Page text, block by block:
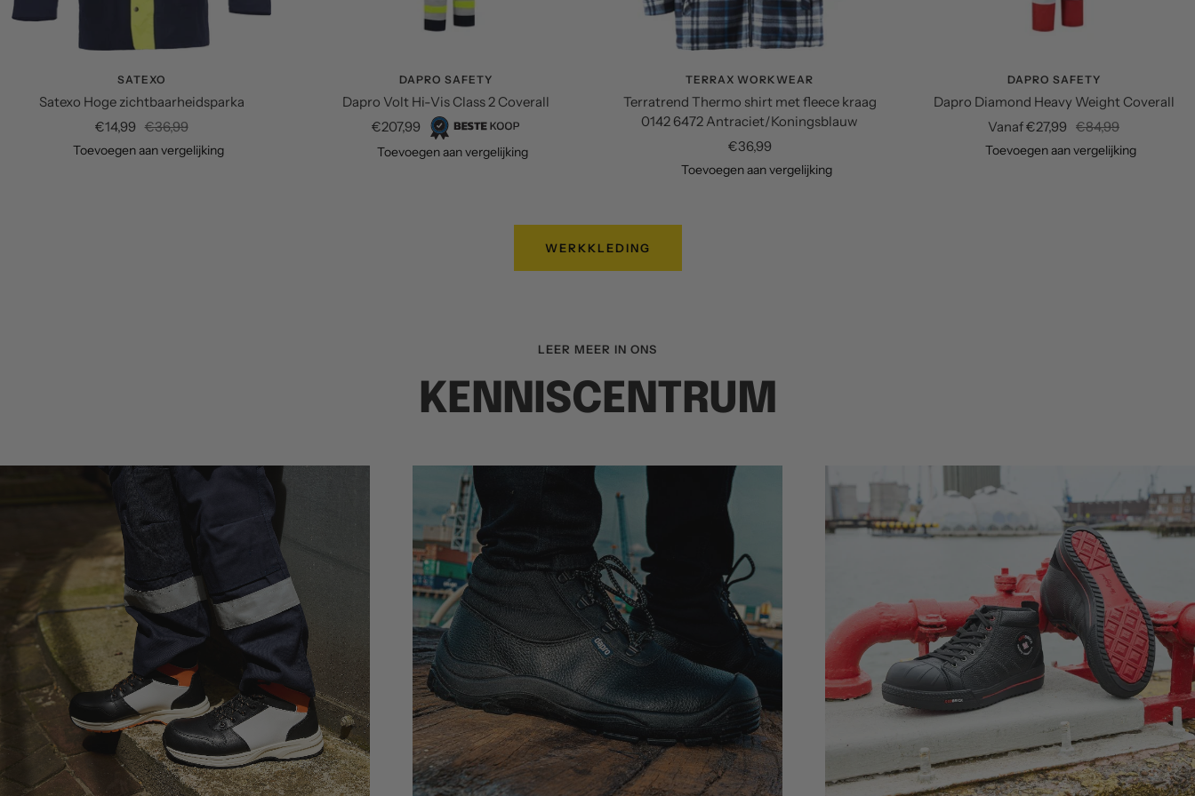
SATEXO
Satexo Hoge zichtbaarheidsparka
Verkoopprijs
€14,99 Normale
prijs
€36,99
Toevoegen aan vergelijking
DAPRO SAFETY
Dapro Volt Hi-Vis Class 2 Coverall
Verkoopprijs
€207,99
Toevoegen aan vergelijking
TERRAX WORKWEAR
Terratrend Thermo shirt met fleece kraag
0142 6472 Antraciet/Koningsblauw
Verkoopprijs
€36,99
Toevoegen aan vergelijking
DAPRO SAFETY
Dapro Diamond Heavy Weight Coverall
Verkoopprijs
Vanaf €27,99 Normale
prijs
€84,99
Toevoegen aan vergelijking
WERKKLEDING
LEER MEER IN ONS
KENNISCENTRUM